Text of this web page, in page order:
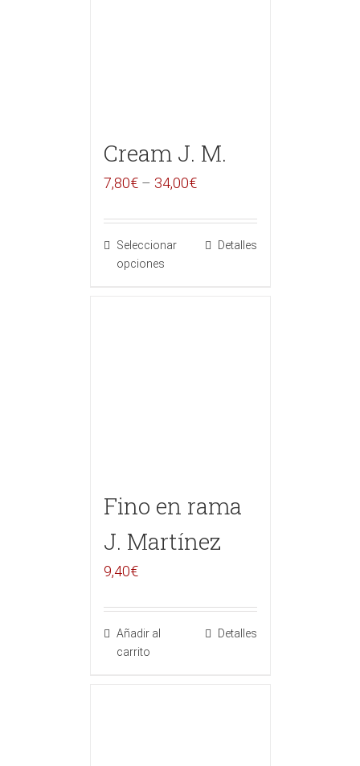
Cream J. M.
7,80€– 34,00€
Seleccionar
opciones
Detalles
Fino en rama
J. Martínez
9,40€
Añadir al
carrito
Detalles